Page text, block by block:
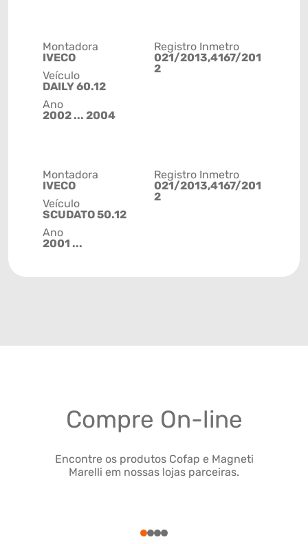
Montadora
IVECO
Veículo
DAILY 60.12
Ano
2002 ... 2004
Registro Inmetro
021/2013,4167/201
2
Montadora
IVECO
Veículo
SCUDATO 50.12
Ano
2001 ...
Registro Inmetro
021/2013,4167/201
2
Compre On-line
Encontre os produtos Cofap e Magneti
Marelli em nossas lojas parceiras.
1234